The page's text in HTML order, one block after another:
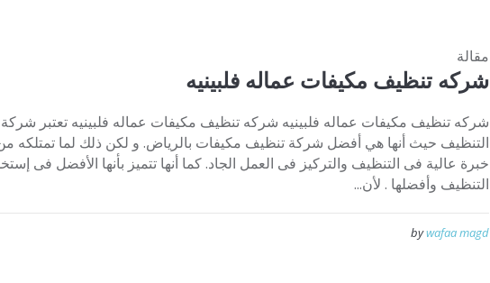
مقالة
شركه تنظيف مكيفات عماله فلبينيه
شركه تنظيف مكيفات عماله فلبينيه شركه تنظيف مكيفات عماله فلبينيه تعتبر شركة
التنظيف حيث أنها هي أفضل شركة تنظيف مكيفات بالرياض. و لكن ذلك لما تمتلكه من
خبرة عالية فى التنظيف والتركيز فى العمل الجاد. كما أنها تتميز بأنها الأفضل فى
التنظيف وأفضلها . لأن...
bywafaa magd